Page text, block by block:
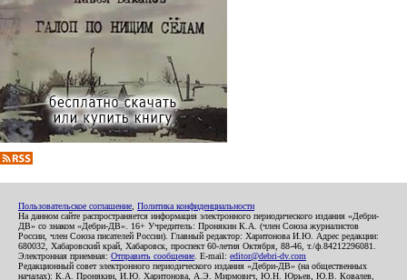
Пользовательское соглашение Политика конфиденциальности
На данном сайте распространяется информация электронного периодического издания «Дебри-
ДВ» со знаком «Дебри-ДВ». 16+ Учредитель: Пронякин К.А. (член Союза журналистов
России, член Союза писателей России). Главный редактор: Харитонова И.Ю. Адрес редакции:
680032, Хабаровский край, Хабаровск, проспект 60-летия Октября, 88-46, т./ф.84212296081.
Электронная приемная: Отправить сообщение . E-mail: editor@debri-dv.com
Редакционный совет электронного периодического издания «Дебри-ДВ» (на общественных
началах): К.А. Пронякин, И.Ю. Харитонова, А.Э. Мирмович, Ю.Н. Юрьев, Ю.В. Ковалев,